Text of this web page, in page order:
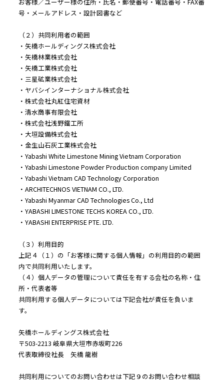
号・メールアドレス・設計図書など
（２）共同利用者の範囲
・矢橋ホールディングス株式会社
・矢橋林業株式会社
・矢橋工業株式会社
・三星砿業株式会社
・ヤバシインターナショナル株式会社
・株式会社丸紅住宅資材
・清水商事有限会社
・株式会社浅野鐵工所
・大垣設備株式会社
・金生山石灰工業株式会社
・Yabashi White Limestone Mining Vietnam Corporation
・Yabashi Limestone Powder Production company Limited
・Yabashi Vietnam CAD Technology Corporation
・ARCHITECHNOS VIETNAM CO., LTD.
・Yabashi Myanmar CAD Technologies Co., Ltd
・YABASHI LIMESTONE TECHS KOREA CO., LTD.
・YABASHI ENTERPRISE PTE. LTD.
（３）利用目的
上記４（１）の「お客様に関する個人情報」の利用目的の範囲
内で共同利用いたします。
（４）個人データの管理について責任を有する会社の名称・住
所・代表者等
共同利用する個人データについては下記会社が責任を負いま
す。
矢橋ホールディングス株式会社
〒503-2213 岐阜県大垣市赤坂町226
代表取締役社長 矢橋 龍樹
共同利用についてのお問い合わせは下記９のお問い合わせ相談